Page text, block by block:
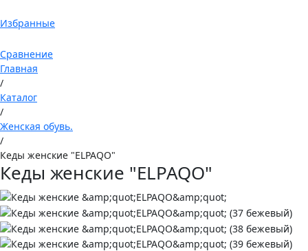
Избранные
Сравнение
Главная
/
Каталог
/
Женская обувь.
/
Кеды женские "ELPAQO"
Кеды женские "ELPAQO"